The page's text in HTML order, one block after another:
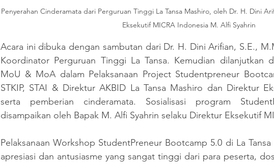
Penyerahan Cinderamata dari Perguruan Tinggi La Tansa Mashiro, oleh Dr. H. Dini
Eksekutif MICRA Indonesia M. Alfi Syahrin
Acara ini dibuka dengan sambutan dari Dr. H. Dini Arifian, S.E.,
Koordinator Perguruan Tinggi La Tansa. Kemudian dilanjutkan
MoU & MoA dalam Pelaksanaan Project Studentpreneur
STKIP, STAI & Direktur AKBID La Tansa Mashiro dan Direktur
serta pemberian cinderamata. Sosialisasi program
disampaikan oleh Bapak M. Alfi Syahrin selaku Direktur Eksekutif
Pelaksanaan Workshop StudentPreneur Bootcamp 5.0 di La
apresiasi dan antusiasme yang sangat tinggi dari para peserta,